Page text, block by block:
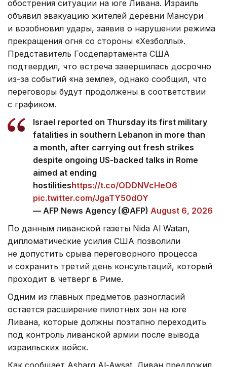
обострения ситуации на юге Ливана. Израиль
объявил эвакуацию жителей деревни Мансури
и возобновил удары, заявив о нарушении режима
прекращения огня со стороны «Хезболлы».
Представитель Госдепартамента США
подтвердил, что встреча завершилась досрочно
из-за событий «на земле», однако сообщил, что
переговоры будут продолжены в соответствии
с графиком.
Israel reported on Thursday its first military
fatalities in southern Lebanon in more than
a month, after carrying out fresh strikes
despite ongoing US-backed talks in Rome
aimed at ending
hostilitieshttps://t.co/ODDNVcHeO6
pic.twitter.com/JgaTY50dOY
— AFP News Agency (@AFP) August 6, 2026
По данным ливанской газеты Nida Al Watan,
дипломатические усилия США позволили
не допустить срыва переговорного процесса
и сохранить третий день консультаций, который
проходит в четверг в Риме.
Одним из главных предметов разногласий
остается расширение пилотных зон на юге
Ливана, которые должны поэтапно переходить
под контроль ливанской армии после вывода
израильских войск.